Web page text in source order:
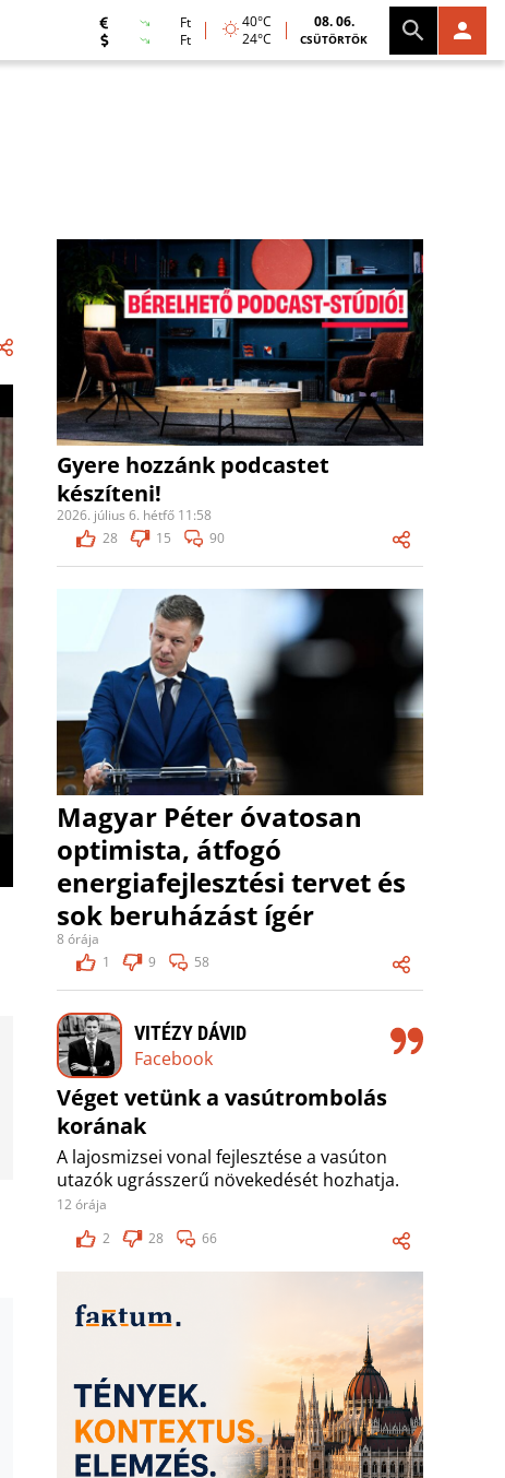
Ft
Ft
40°C
24°C
08. 06.
CSÜTÖRTÖK
Gyere hozzánk podcastet
készíteni!
2026. július 6. hétfő 11:58
28
15 90
Magyar Péter óvatosan
optimista, átfogó
energiafejlesztési tervet és
sok beruházást ígér
8 órája
1
9 58
VITÉZY DÁVID
Facebook
Véget vetünk a vasútrombolás
korának
A lajosmizsei vonal fejlesztése a vasúton
utazók ugrásszerű növekedését hozhatja.
12 órája
2
28 66